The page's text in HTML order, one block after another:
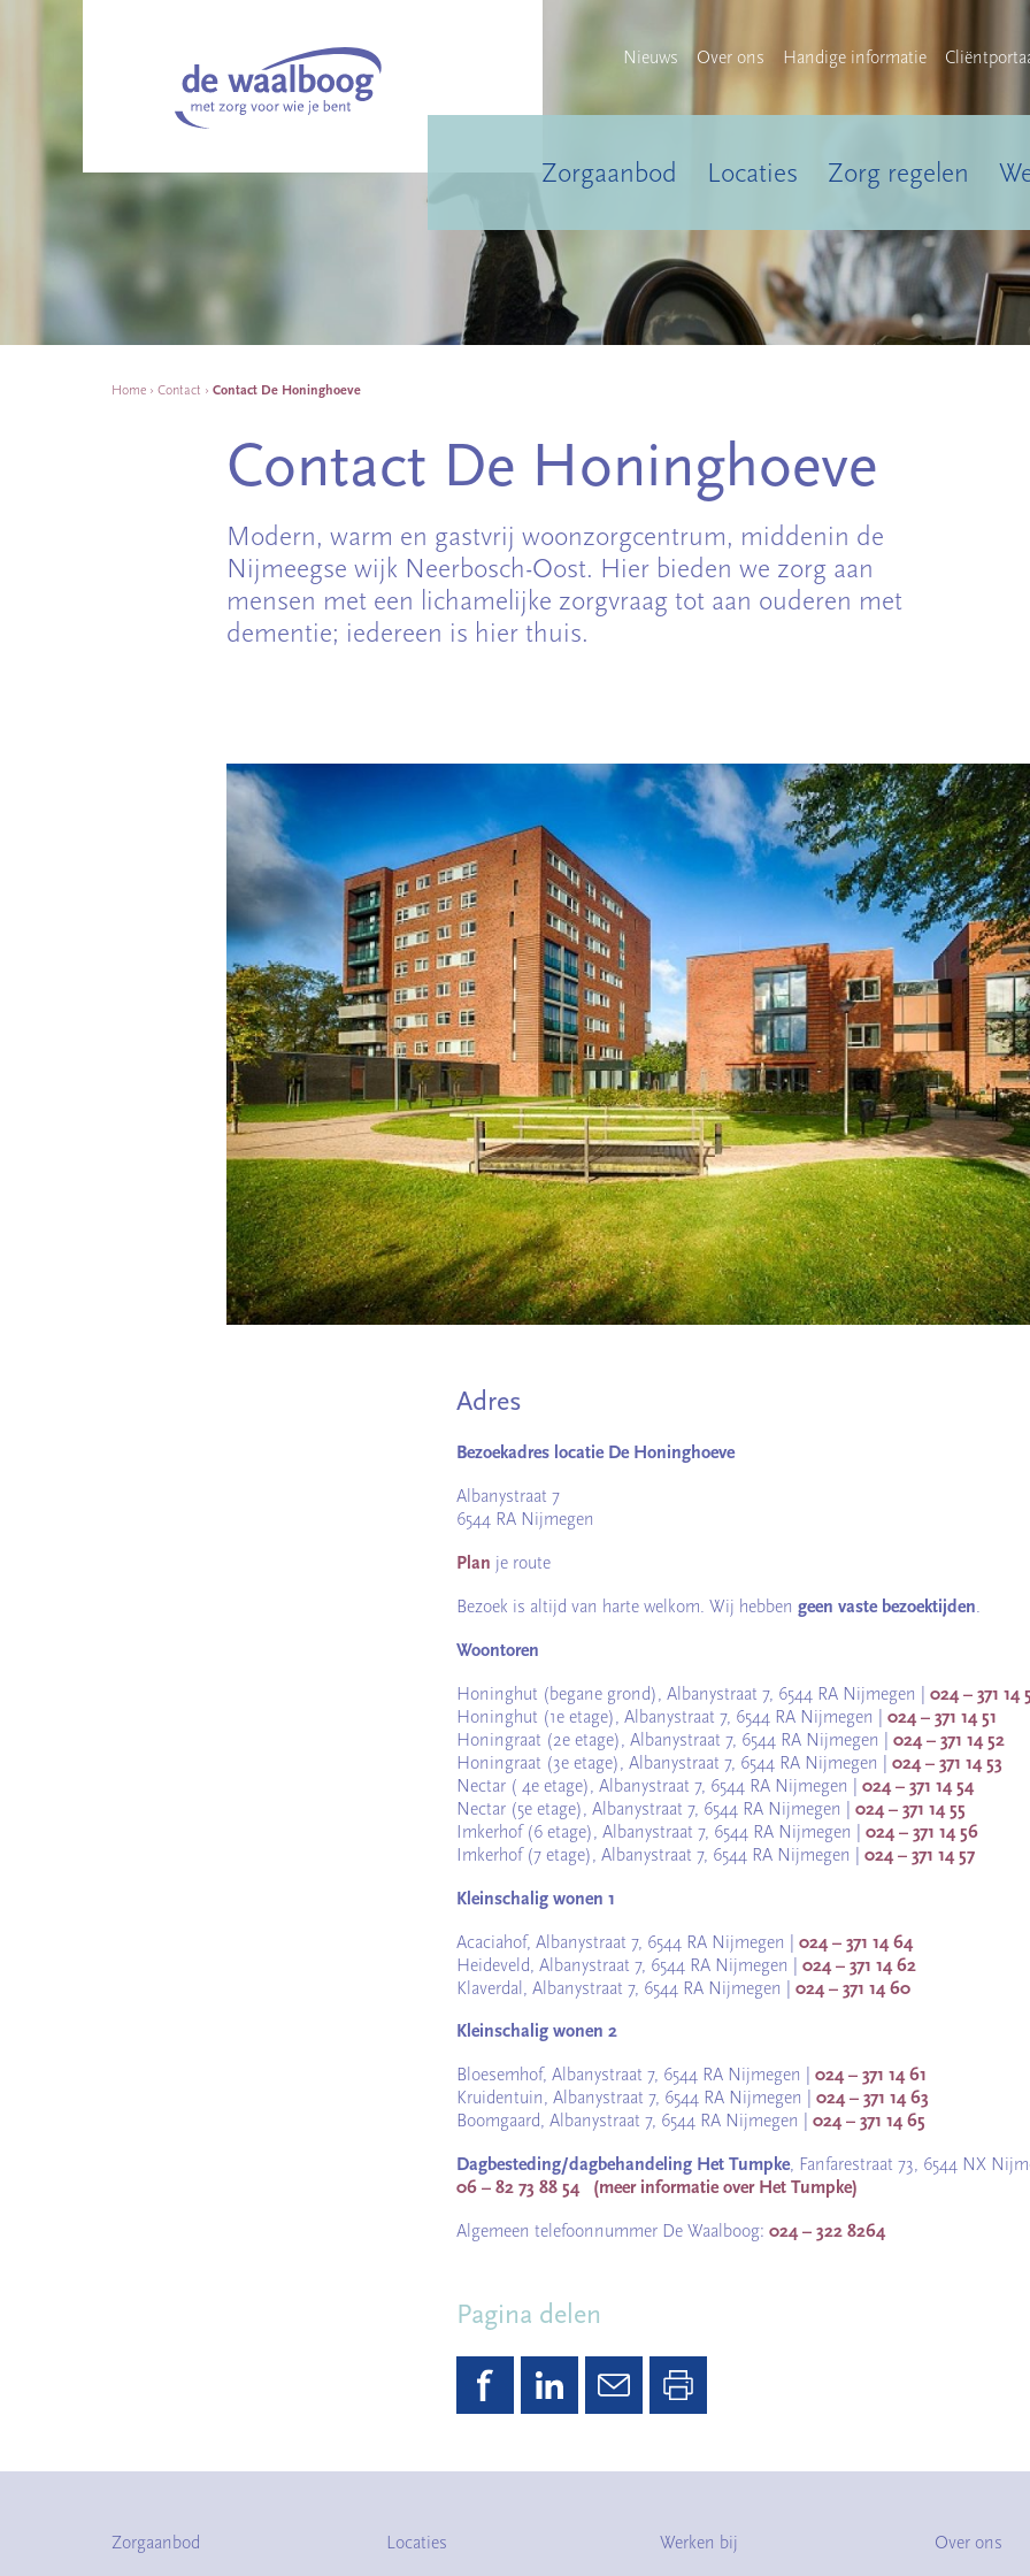
Nieuws Over ons Handige informatie
Zorgaanbod Locaties Zorg regelen
Home › Contact › Contact De Honinghoeve
Contact De Honinghoeve
Modern, warm en gastvrij woonzorgcentrum, middenin de
Nijmeegse wijk Neerbosch-Oost. Hier bieden we zorg aan
mensen met een lichamelijke zorgvraag tot aan ouderen met
dementie; iedereen is hier thuis.
Adres
Bezoekadres locatie De Honinghoeve
Albanystraat 7
6544 RA Nijmegen
Plan je route
Bezoek is altijd van harte welkom. Wij hebben geen vaste bezoektijden.
Woontoren
Honinghut (begane grond), Albanystraat 7, 6544 RA Nijmegen | 024 – 371 14
Honinghut (1e etage), Albanystraat 7, 6544 RA Nijmegen | 024 – 371 14 51
Honingraat (2e etage), Albanystraat 7, 6544 RA Nijmegen | 024 – 371 14 52
Honingraat (3e etage), Albanystraat 7, 6544 RA Nijmegen | 024 – 371 14 53
Nectar ( 4e etage), Albanystraat 7, 6544 RA Nijmegen | 024 – 371 14 54
Nectar (5e etage), Albanystraat 7, 6544 RA Nijmegen | 024 – 371 14 55
Imkerhof (6 etage), Albanystraat 7, 6544 RA Nijmegen | 024 – 371 14 56
Imkerhof (7 etage), Albanystraat 7, 6544 RA Nijmegen | 024 – 371 14 57
Kleinschalig wonen 1
Acaciahof, Albanystraat 7, 6544 RA Nijmegen | 024 – 371 14 64
Heideveld, Albanystraat 7, 6544 RA Nijmegen | 024 – 371 14 62
Klaverdal, Albanystraat 7, 6544 RA Nijmegen | 024 – 371 14 60
Kleinschalig wonen 2
Bloesemhof, Albanystraat 7, 6544 RA Nijmegen | 024 – 371 14 61
Kruidentuin, Albanystraat 7, 6544 RA Nijmegen | 024 – 371 14 63
Boomgaard, Albanystraat 7, 6544 RA Nijmegen | 024 – 371 14 65
Dagbesteding/dagbehandeling Het Tumpke, Fanfarestraat 73, 6544 NX
06 – 82 73 88 54
(meer informatie over Het Tumpke)
Algemeen telefoonnummer De Waalboog: 024 – 322 8264
Pagina delen
Zorgaanbod Locaties Werken bij Over ons